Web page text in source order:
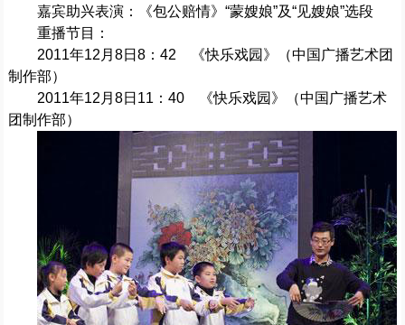
嘉宾助兴表演：《包公赔情》“蒙嫂娘”及“见嫂娘”选段
重播节目：
2011年12月8日8：42 《快乐戏园》（中国广播艺术团
制作部）
2011年12月8日11：40 《快乐戏园》（中国广播艺术
团制作部）